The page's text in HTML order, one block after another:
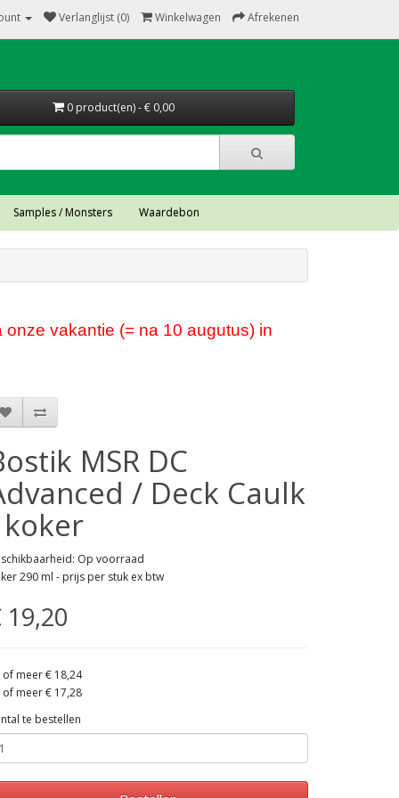
Verlanglijst (0) Winkelwagen Afrekenen
0 product(en) - € 0,00
Samples / Monsters Waardebon
vakantie (= na 10 augutus) in
MSR DC
/ Deck Caulk
Op voorraad
290 ml - prijs per stuk ex btw
19,20
of meer € 18,24
of meer € 17,28
te bestellen